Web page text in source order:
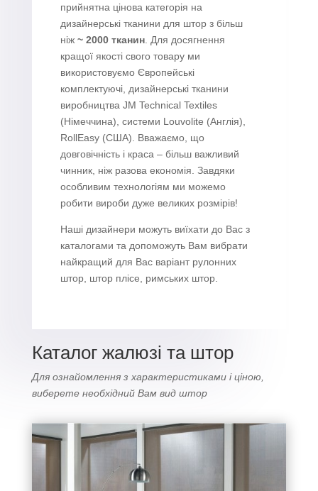
прийнятна цінова категорія на
дизайнерські тканини для штор з більш
ніж ~ 2000 тканин. Для досягнення
кращої якості свого товару ми
використовуємо Європейські
комплектуючі, дизайнерські тканини
виробництва JM Technical Textiles
(Німеччина), системи Louvolite (Англія),
RollEasy (США). Вважаємо, що
довговічність і краса – більш важливий
чинник, ніж разова економія. Завдяки
особливим технологіям ми можемо
робити вироби дуже великих розмірів!
Наші дизайнери можуть виїхати до Вас з
каталогами та допоможуть Вам вибрати
найкращий для Вас варіант рулонних
штор, штор плісе, римських штор.
Каталог жалюзі та штор
Для ознайомлення з характеристиками і ціною,
виберете необхідний Вам вид штор